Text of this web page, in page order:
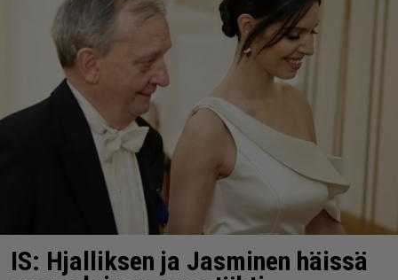
IS: Hjalliksen ja Jasminen häissä